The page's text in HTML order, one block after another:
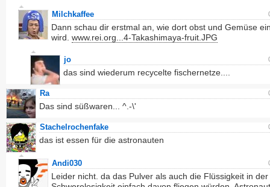
Milchkaffee
Dann schau dir erstmal an, wie dort obst und Gemüse
wird. www.rei.org...4-Takashimaya-fruit.JPG
jo
das sind wiederum recycelte fischernetze....
Ra
Das sind süßwaren... ^.-\'
Stachelrochenfake
das ist essen für die astronauten
Andi030
Leider nicht. da das Pulver als auch die Flüssigkeit in der